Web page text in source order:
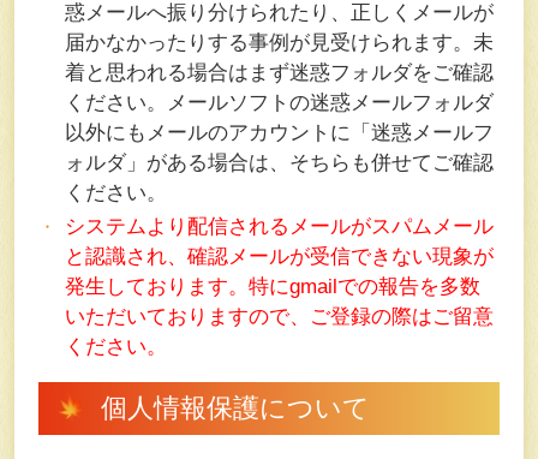
惑メールへ振り分けられたり、正しくメールが
届かなかったりする事例が見受けられます。未
着と思われる場合はまず迷惑フォルダをご確認
ください。メールソフトの迷惑メールフォルダ
以外にもメールのアカウントに「迷惑メールフ
ォルダ」がある場合は、そちらも併せてご確認
ください。
システムより配信されるメールがスパムメール
と認識され、確認メールが受信できない現象が
発生しております。特にgmailでの報告を多数
いただいておりますので、ご登録の際はご留意
ください。
個人情報保護について